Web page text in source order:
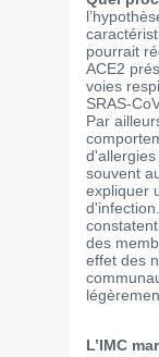
pourrait
ACE2
voies
SRAS-
Par
souvent
expliquer
des
effet des
L’IMC